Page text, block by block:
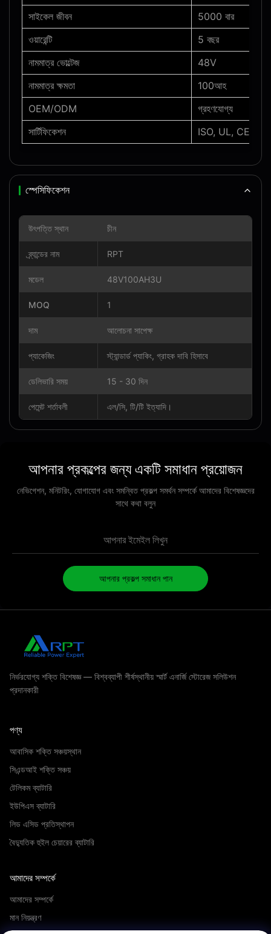
সাইকেল জীবন
5000 বার
ওয়ারেন্টি
5 বছর
নামমাত্র ভোল্টেজ
48V
নামমাত্র ক্ষমতা
100আহ
OEM/ODM
গ্রহণযোগ্য
সার্টিফিকেশন
ISO, UL, CE,
স্পেসিফিকেশন
উৎপত্তি স্থান চীন
ব্র্যান্ডের নাম RPT
মডেল 48V100AH3U
MOQ 1
দাম আলোচনা সাপেক্ষ
প্যাকেজিং স্ট্যান্ডার্ড প্যাকিং, গ্রাহক দাবি হিসাবে
ডেলিভারি সময় 15 - 30 দিন
পেমেন্ট শর্তাবলী এল/সি, টি/টি ইত্যাদি।
আপনার প্রকল্পের জন্য একটি সমাধান প্রয়োজন
নেভিগেশন, মনিটরিং, যোগাযোগ এবং সমন্বিত প্রকল্প সমর্থন সম্পর্কে আমাদের বিশেষজ্ঞদের
সাথে কথা বলুন
আপনার প্রকল্প সমাধান পান
নির্ভরযোগ্য শক্তি বিশেষজ্ঞ — বিশ্বব্যাপী শীর্ষস্থানীয় স্মার্ট এনার্জি স্টোরেজ সলিউশন
প্রদানকারী
পণ্য
আবাসিক শক্তি সঞ্চয়স্থান
সিএন্ডআই শক্তি সঞ্চয়
টেলিকম ব্যাটারি
ইউপিএস ব্যাটারি
লিড এসিড প্রতিস্থাপন
বৈদ্যুতিক হুইল চেয়ারের ব্যাটারি
আমাদের সম্পর্কে
আমাদের সম্পর্কে
মান নিয়ন্ত্রণ